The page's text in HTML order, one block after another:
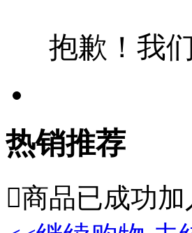
抱歉！我
热销推荐
商品已成功